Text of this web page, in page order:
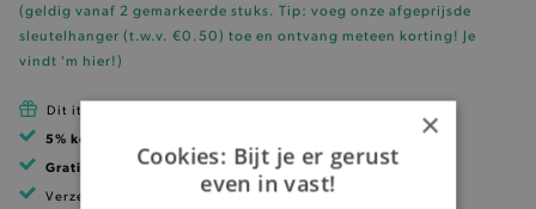
(geldig vanaf 2 gemarkeerde stuks. Tip: voeg onze afgeprijsde
sleutelhanger (t.w.v. €0.50) toe en ontvang meteen korting! Je
vindt 'm hier!)
Dit item is betaalbaar met Cadeau Pass
5% korting
Gratis verzendingvanaf 99 EUR
Verzending binnen 1 à 2 werkdagen
×
Cookies: Bijt je er gerust
even in vast!